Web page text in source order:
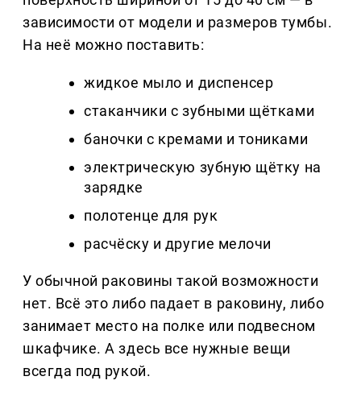
зависимости от модели и размеров тумбы.
На неё можно поставить:
жидкое мыло и диспенсер
стаканчики с зубными щётками
баночки с кремами и тониками
электрическую зубную щётку на
зарядке
полотенце для рук
расчёску и другие мелочи
У обычной раковины такой возможности
нет. Всё это либо падает в раковину, либо
занимает место на полке или подвесном
шкафчике. А здесь все нужные вещи
всегда под рукой.